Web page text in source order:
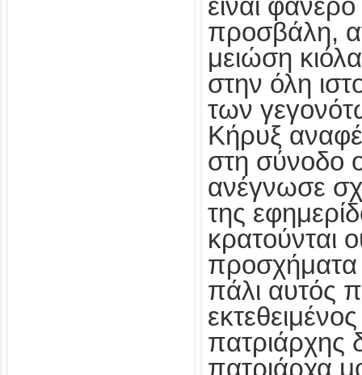
είναι
προσβάλη,
μειώση
στην όλη
των
Κήρυξ
στη σύνοδο
ανέγνωσε
της
κρατούνται
πάλι αυτός
εκτεθειμένος
πατριάρχης
πατριάρχα